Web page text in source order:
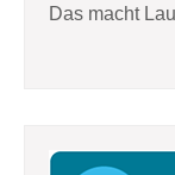
Das macht